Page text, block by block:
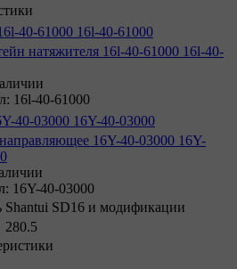
40-61000 16l-40-61000
натяжителя 16l-40-61000 16l-40-
16l-40-61000
40-03000 16Y-40-03000
16Y-40-03000 16Y-
16Y-40-03000
Shantui SD16 и модификации
280.5